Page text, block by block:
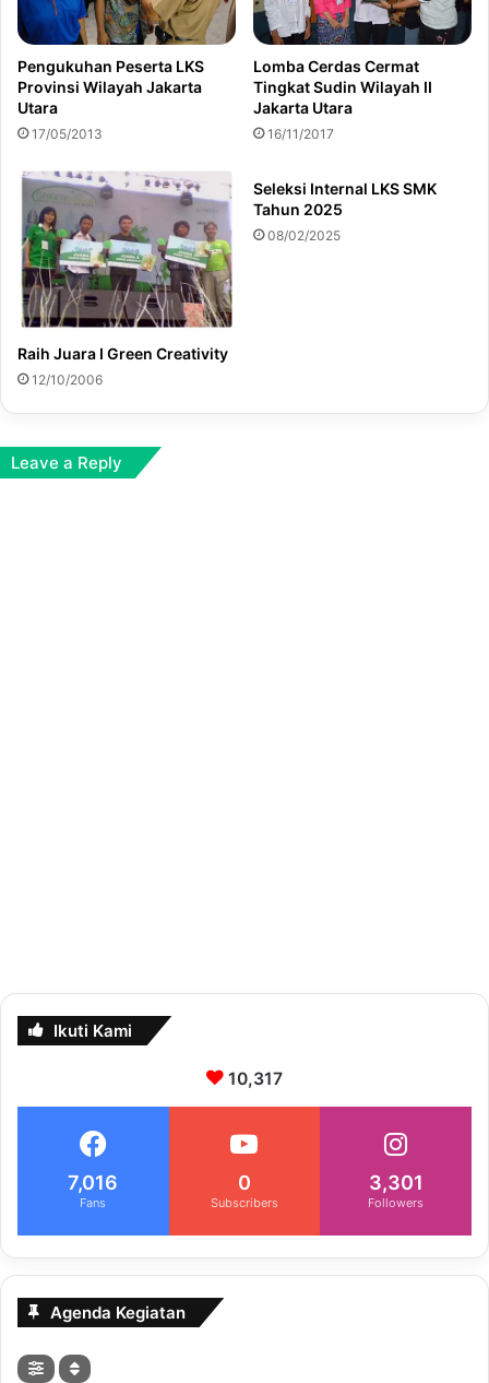
Pengukuhan Peserta LKS
Provinsi Wilayah Jakarta
Utara
17/05/2013
Lomba Cerdas Cermat
Tingkat Sudin Wilayah II
Jakarta Utara
16/11/2017
Raih Juara I Green Creativity
12/10/2006
Seleksi Internal LKS SMK
Tahun 2025
08/02/2025
Leave a Reply
Ikuti Kami
10,317
7,016
Fans
0
Subscribers
3,301
Followers
Agenda Kegiatan